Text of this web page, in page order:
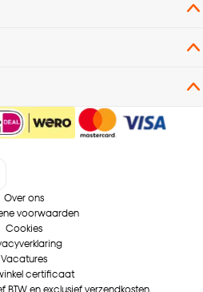
Over ons
voorwaarden
Cookies
Vacatures
certificaat
BTW en exclusief verzendkosten